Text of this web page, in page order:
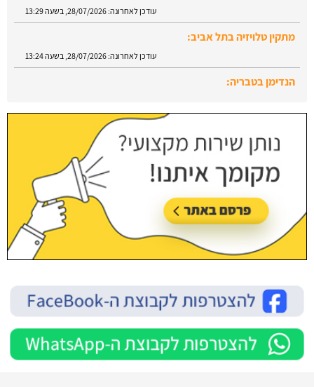
עודכן לאחרונה: 28/07/2026, בשעה 13:29
מתקין טלויזיה בתל אביב:
עודכן לאחרונה: 28/07/2026, בשעה 13:24
הנדימן בטבריה: